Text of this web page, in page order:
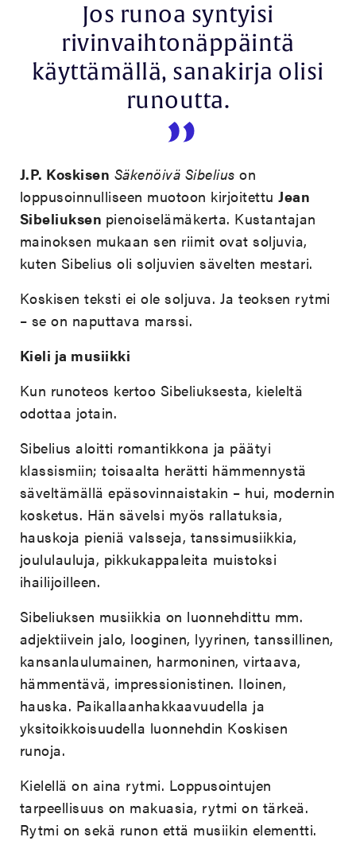
Jos runoa syntyisi
rivinvaihtonäppäintä
käyttämällä, sanakirja olisi
runoutta.
J.P. Koskisen Säkenöivä Sibelius on
loppusoinnulliseen muotoon kirjoitettuJean
Sibeliuksen pienoiselämäkerta. Kustantajan
mainoksen mukaan sen riimit ovat soljuvia,
kuten Sibelius oli soljuvien sävelten mestari.
Koskisen teksti ei ole soljuva. Ja teoksen rytmi
– se on naputtava marssi.
Kieli ja musiikki
Kun runoteos kertoo Sibeliuksesta, kieleltä
odottaa jotain.
Sibelius aloitti romantikkona ja päätyi
klassismiin; toisaalta herätti hämmennystä
säveltämällä epäsovinnaistakin – hui, modernin
kosketus. Hän sävelsi myös rallatuksia,
hauskoja pieniä valsseja, tanssimusiikkia,
joululauluja, pikkukappaleita muistoksi
ihailijoilleen.
Sibeliuksen musiikkia on luonnehdittu mm.
adjektiivein jalo, looginen, lyyrinen, tanssillinen,
kansanlaulumainen, harmoninen, virtaava,
hämmentävä, impressionistinen. Iloinen,
hauska. Paikallaanhakkaavuudella ja
yksitoikkoisuudella luonnehdin Koskisen
runoja.
Kielellä on aina rytmi. Loppusointujen
tarpeellisuus on makuasia, rytmi on tärkeä.
Rytmi on sekä runon että musiikin elementti.